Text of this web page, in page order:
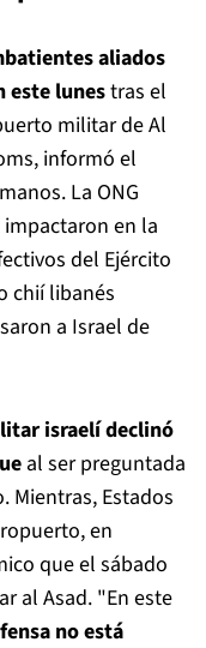
aliados
este lunestras el
militar de Al
informó el
La ONG
en la
del Ejército
chií libanés
a Israel de
israelí declinó
al ser preguntada
Mientras, Estados
en
que el sábado
al Asad. "En este
no está